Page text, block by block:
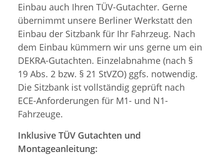
Einbau auch Ihren TÜV-Gutachter. Gerne
übernimmt unsere Berliner Werkstatt den
Einbau der Sitzbank für Ihr Fahrzeug. Nach
dem Einbau kümmern wir uns gerne um ein
DEKRA-Gutachten. Einzelabnahme (nach §
19 Abs. 2 bzw. § 21 StVZO) ggfs. notwendig.
Die Sitzbank ist vollständig geprüft nach
ECE-Anforderungen für M1- und N1-
Fahrzeuge.
Inklusive TÜV Gutachten und
Montageanleitung: